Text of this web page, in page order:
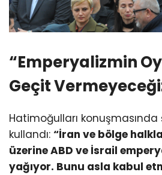
“Emperyalizmin
Geçit
Hatimoğulları
kullandı: “İran ve bölge
üzerine ABD ve İsrail
yağıyor. Bunu asla kabul